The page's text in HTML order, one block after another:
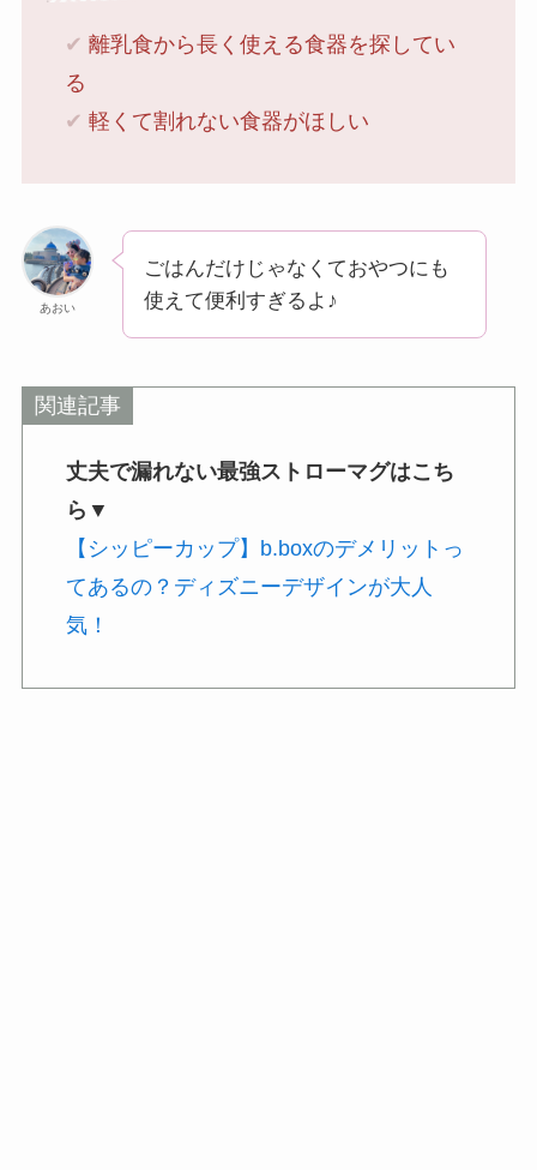
✔︎ 離乳食から長く使える食器を探してい
る
✔︎ 軽くて割れない食器がほしい
あおい
ごはんだけじゃなくておやつにも
使えて便利すぎるよ♪
関連記事
丈夫で漏れない最強ストローマグはこち
ら▼
【シッピーカップ】b.boxのデメリットっ
てあるの？ディズニーデザインが大人
気！